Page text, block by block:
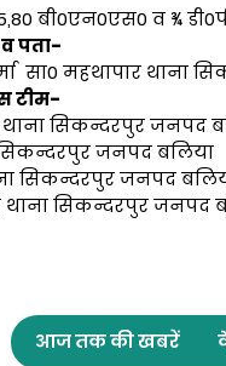
बी0एन0एस0 व ¾
पता-
सा0 महथापार थाना
टीम-
थाना सिकन्दरपुर जनपद
जनपद बलिया
सिकन्दरपुर जनपद
थाना सिकन्दरपुर जनपद
आज तक की खबरें